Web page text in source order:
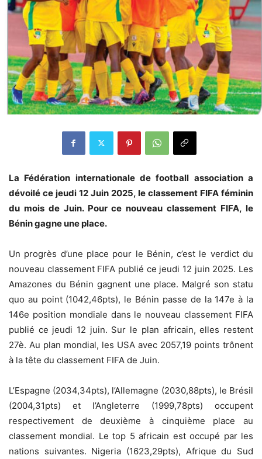
La Fédération internationale de football association a
dévoilé ce jeudi 12 Juin 2025, le classement FIFA féminin
du mois de Juin. Pour ce nouveau classement FIFA, le
Bénin gagne une place.
Un progrès d’une place pour le Bénin, c’est le verdict du
nouveau classement FIFA publié ce jeudi 12 juin 2025. Les
Amazones du Bénin gagnent une place. Malgré son statu
quo au point (1042,46pts), le Bénin passe de la 147e à la
146e position mondiale dans le nouveau classement FIFA
publié ce jeudi 12 juin. Sur le plan africain, elles restent
27è. Au plan mondial, les USA avec 2057,19 points trônent
à la tête du classement FIFA de Juin.
L’Espagne (2034,34pts), l’Allemagne (2030,88pts), le Brésil
(2004,31pts) et l’Angleterre (1999,78pts) occupent
respectivement de deuxième à cinquième place au
classement mondial. Le top 5 africain est occupé par les
nations suivantes. Nigeria (1623,29pts), Afrique du Sud